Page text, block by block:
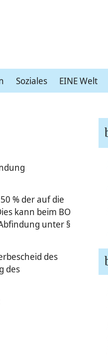
Soziales EINE Welt
% der auf die
kann beim BO
unter §
des
des